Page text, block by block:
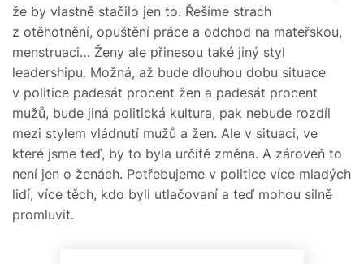
že by vlastně stačilo jen to. Řešíme strach
z otěhotnění, opuštění práce a odchod na mateřskou,
menstruaci… Ženy ale přinesou také jiný styl
leadershipu. Možná, až bude dlouhou dobu situace
v politice padesát procent žen a padesát procent
mužů, bude jiná politická kultura, pak nebude rozdíl
mezi stylem vládnutí mužů a žen. Ale v situaci, ve
které jsme teď, by to byla určitě změna. A zároveň to
není jen o ženách. Potřebujeme v politice více mladých
lidí, více těch, kdo byli utlačovaní a teď mohou silně
promluvit.